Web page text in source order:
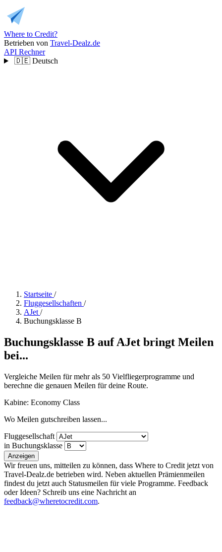
Where to Credit?
Betrieben von Travel-Dealz.de
API Rechner
🇩🇪 Deutsch
Startseite /
Fluggesellschaften /
AJet /
Buchungsklasse B
Buchungsklasse B auf AJet bringt Meilen
bei...
Vergleiche Meilen für mehr als 50 Vielfliegerprogramme und
berechne die genauen Meilen für deine Route.
Kabine: Economy Class
Wo Meilen gutschreiben lassen...
Fluggesellschaft
in Buchungsklasse
Anzeigen
Wir freuen uns, mitteilen zu können, dass Where to Credit jetzt von
Travel-Dealz.de betrieben wird. Neben aktuellen Prämienmeilen
findest du jetzt auch Statusmeilen für viele Programme. Feedback
oder Ideen? Schreib uns eine Nachricht an
feedback@wheretocredit.com.